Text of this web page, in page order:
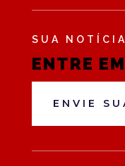
SUA
ENTRE
ENVIE